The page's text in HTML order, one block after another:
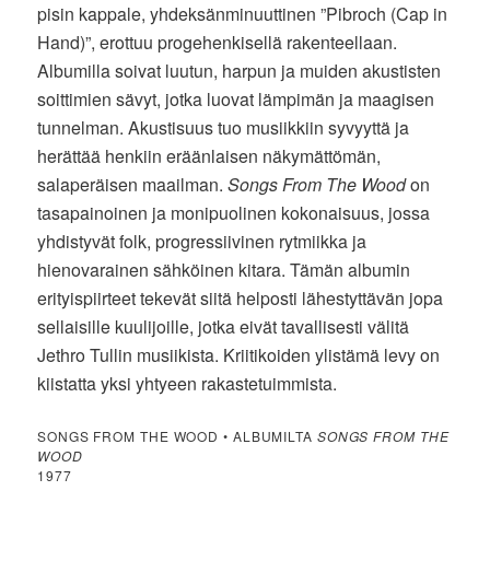
pisin kappale, yhdeksänminuuttinen ”Pibroch (Cap in
Hand)”, erottuu progehenkisellä rakenteellaan.
Albumilla soivat luutun, harpun ja muiden akustisten
soittimien sävyt, jotka luovat lämpimän ja maagisen
tunnelman. Akustisuus tuo musiikkiin syvyyttä ja
herättää henkiin eräänlaisen näkymättömän,
salaperäisen maailman.Songs From The Woodon
tasapainoinen ja monipuolinen kokonaisuus, jossa
yhdistyvät folk, progressiivinen rytmiikka ja
hienovarainen sähköinen kitara. Tämän albumin
erityispiirteet tekevät siitä helposti lähestyttävän jopa
sellaisille kuulijoille, jotka eivät tavallisesti välitä
Jethro Tullin musiikista. Kriitikoiden ylistämä levy on
kiistatta yksi yhtyeen rakastetuimmista.
SONGS FROM THE WOOD • ALBUMILTA SONGS FROM THE
WOOD
1977